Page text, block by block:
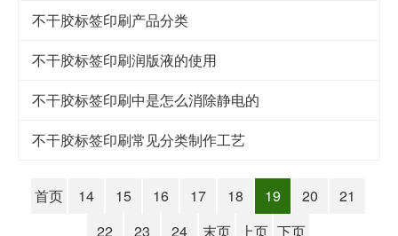
不干胶标签印刷产品分类
不干胶标签印刷润版液的使用
不干胶标签印刷中是怎么消除静电的
不干胶标签印刷常见分类制作工艺
首页 14 15 16 17 18 19 20
21
22
23 24 末页 上页 下页